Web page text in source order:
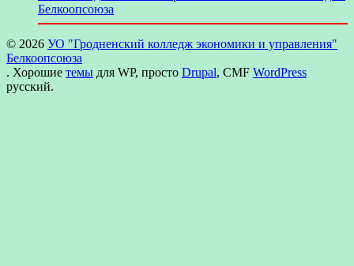
Белкоопсоюза
© 2026 УО "Гродненский колледж экономики и управления"
Белкоопсоюза
. Хорошие темы для WP, просто Drupal, CMF WordPress
русский.